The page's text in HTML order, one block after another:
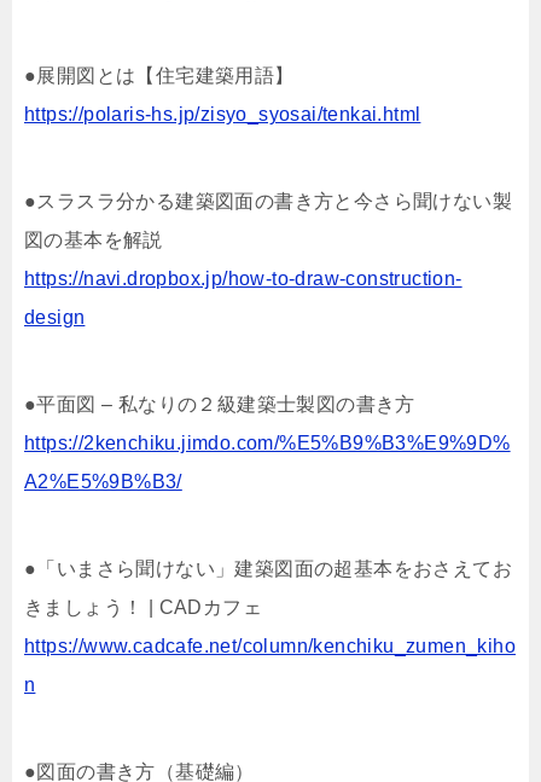
●展開図とは【住宅建築用語】
https://polaris-hs.jp/zisyo_syosai/tenkai.html
●スラスラ分かる建築図面の書き方と今さら聞けない製
図の基本を解説
https://navi.dropbox.jp/how-to-draw-construction-
design
●平面図 – 私なりの２級建築士製図の書き方
https://2kenchiku.jimdo.com/%E5%B9%B3%E9%9D%
A2%E5%9B%B3/
●「いまさら聞けない」建築図面の超基本をおさえてお
きましょう！ | CADカフェ
https://www.cadcafe.net/column/kenchiku_zumen_kiho
n
●図面の書き方（基礎編）